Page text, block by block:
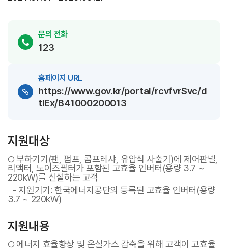
문의 전화
123
홈페이지 URL
https://www.gov.kr/portal/rcvfvrSvc/d
tlEx/B41000200013
지원대상
○부하기기(팬, 펌프, 콤프레샤, 유압식 사출기)에 제어판넬,
리액터, 노이즈필터가 포함된 고효율 인버터(용량 3.7 ~
220kW)를 신설하는 고객
- 지원기기: 한국에너지공단의 등록된 고효율 인버터(용량
3.7 ~ 220kW)
지원내용
○ 에너지 효율향상 및 온실가스 감축을 위해 고객이 고효율